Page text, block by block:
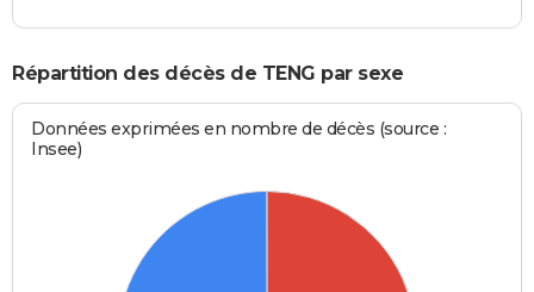
Répartition des décès de TENG par sexe
Données exprimées en nombre de décès (source :
Insee)